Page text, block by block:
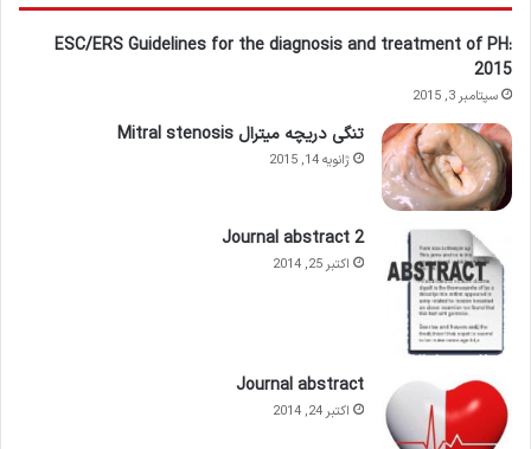
ESC/ERS Guidelines for the diagnosis and treatment of PH:
2015
سپتامبر 3, 2015
تنگی دریچه میترال Mitral stenosis
ژانویه 14, 2015
Journal abstract 2
اکتبر 25, 2014
Journal abstract
اکتبر 24, 2014